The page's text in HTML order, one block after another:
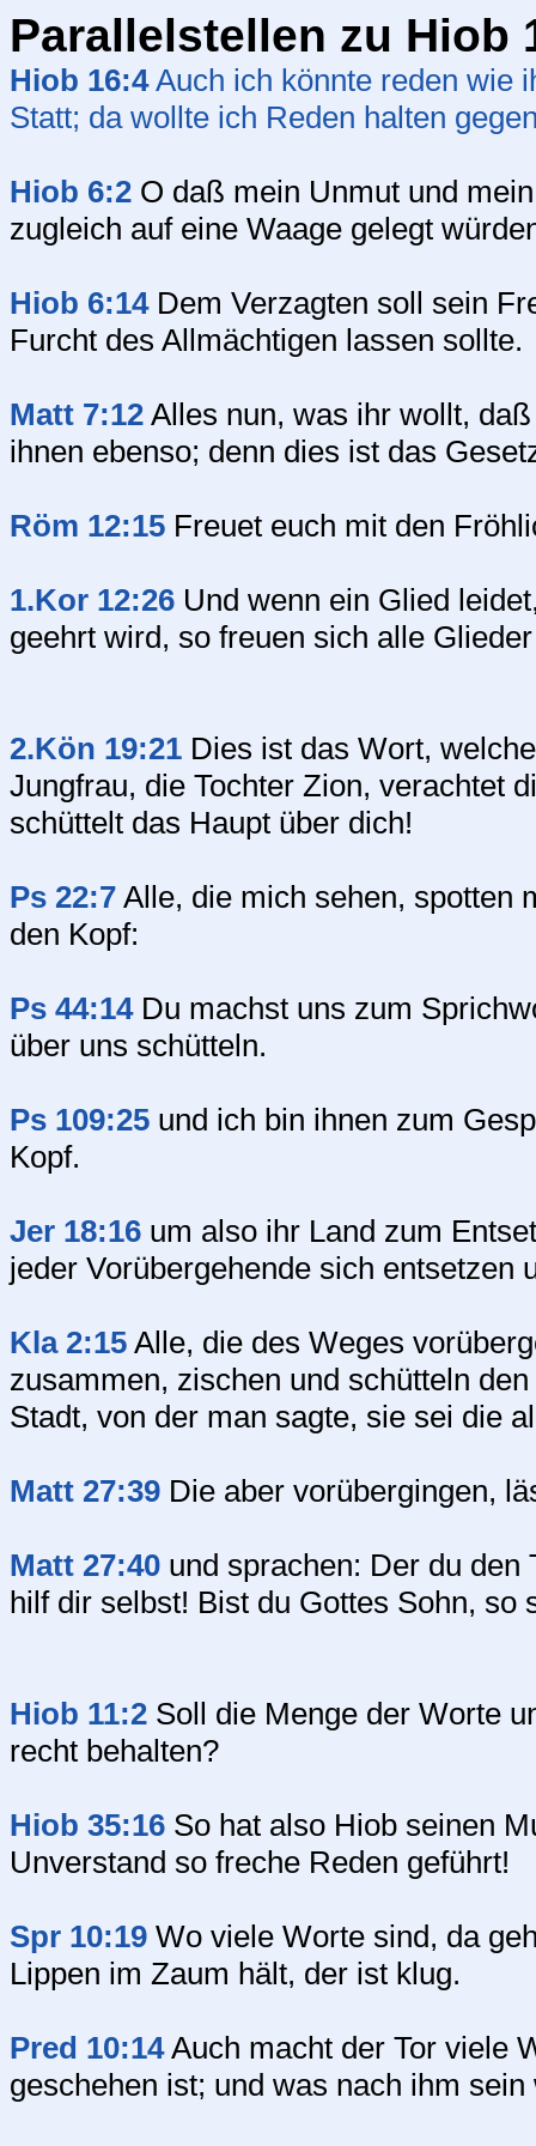
Parallelstellen zu Hiob
Hiob 16:4Auch ich könnte reden wie
Statt; da wollte ich Reden halten
Hiob 6:2 O daß mein Unmut und
zugleich auf eine Waage gelegt
Hiob 6:14Dem Verzagten soll sein
Furcht des Allmächtigen lassen sollte.
Matt 7:12 Alles nun, was ihr wollt,
ihnen ebenso; denn dies ist das
Röm 12:15 Freuet euch mit den
1.Kor 12:26 Und wenn ein Glied
geehrt wird, so freuen sich alle
2.Kön 19:21 Dies ist das Wort,
Jungfrau, die Tochter Zion, verachtet
schüttelt das Haupt über dich!
Ps 22:7 Alle, die mich sehen, spotten
den Kopf:
Ps 44:14Du machst uns zum
über uns schütteln.
Ps 109:25 und ich bin ihnen zum
Kopf.
Jer 18:16 um also ihr Land zum
jeder Vorübergehende sich entsetzen
Kla 2:15 Alle, die des Weges
zusammen, zischen und schütteln
Stadt, von der man sagte, sie sei die
Matt 27:39 Die aber vorübergingen,
Matt 27:40 und sprachen: Der du den
hilf dir selbst! Bist du Gottes Sohn, so
Hiob 11:2 Soll die Menge der Worte
recht behalten?
Hiob 35:16 So hat also Hiob seinen
Unverstand so freche Reden geführt!
Spr 10:19 Wo viele Worte sind, da
Lippen im Zaum hält, der ist klug.
Pred 10:14Auch macht der Tor viele
geschehen ist; und was nach ihm